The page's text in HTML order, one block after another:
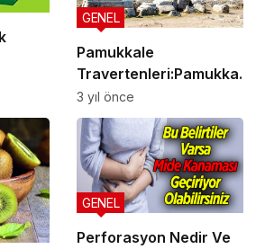
Pamukkale
Travertenleri:Pamukkale
Travertenleri Hakkında
Dair Her Şey! Denizli
GENEL
3 yıl önce
Perforasyon Nedir Ve
GENEL